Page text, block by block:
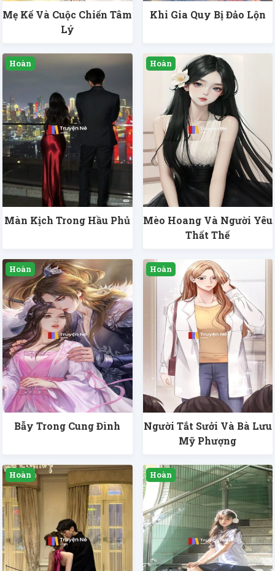
Mẹ Kế Và Cuộc Chiến Tâm
Lý
Khi Gia Quy Bị Đảo Lộn
Màn Kịch Trong Hầu Phủ
Mèo Hoang Và Người Yêu
Thất Thế
Bẫy Trong Cung Đình
Người Tắt Sưởi Và Bà Lưu
Mỹ Phượng